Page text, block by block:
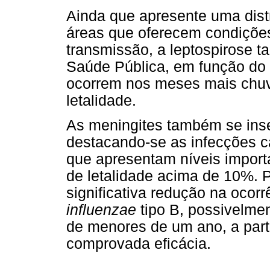
Ainda que apresente uma
áreas que oferecem
transmissão, a leptospirose
Saúde Pública, em função
ocorrem nos meses mais
letalidade.
As meningites também se
destacando-se as infecções
que apresentam níveis
de letalidade acima de 10%.
significativa redução na
influenzae tipo B,
de menores de um ano, a
comprovada eficácia.